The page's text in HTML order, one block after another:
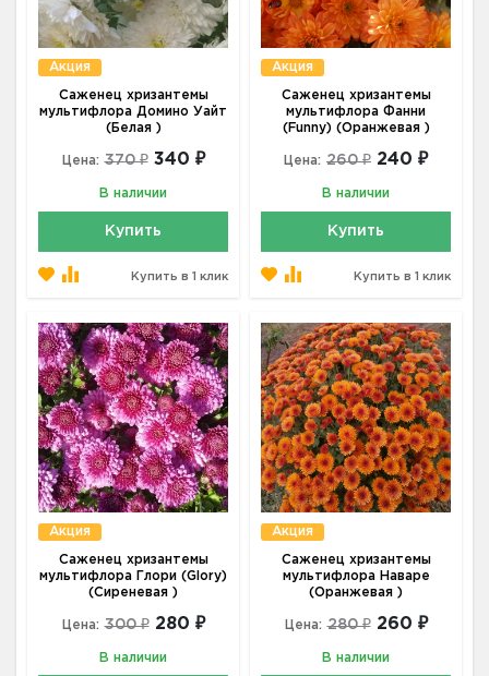
Акция
Саженец хризантемы
мультифлора Домино Уайт
(Белая )
Цена: 370 ₽ 340 ₽
В наличии
Купить
Купить в 1 клик
Акция
Саженец хризантемы
мультифлора Фанни
(Funny) (Оранжевая )
Цена: 260 ₽ 240 ₽
В наличии
Купить
Купить в 1 клик
Акция
Саженец хризантемы
мультифлора Глори (Glory)
(Сиреневая )
Цена: 300 ₽ 280 ₽
В наличии
Акция
Саженец хризантемы
мультифлора Наваре
(Оранжевая )
Цена: 280 ₽ 260 ₽
В наличии